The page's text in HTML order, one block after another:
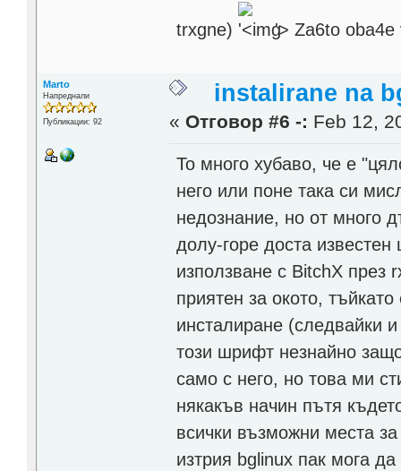
trxgne) '> Za6to
Marto
Напреднали
Публикации: 92
instalirane na
« Отговор #6 -: Feb 12,
То много хубаво, че е
него или поне така си
недознание, но от много
долу-горе доста
използване с BitchX през
приятен за окото,
инсталиране (следвайки
този шрифт незнайно
само с него, но това ми
някакъв начин пътя
всички възможни места
изтрия bglinux пак мога